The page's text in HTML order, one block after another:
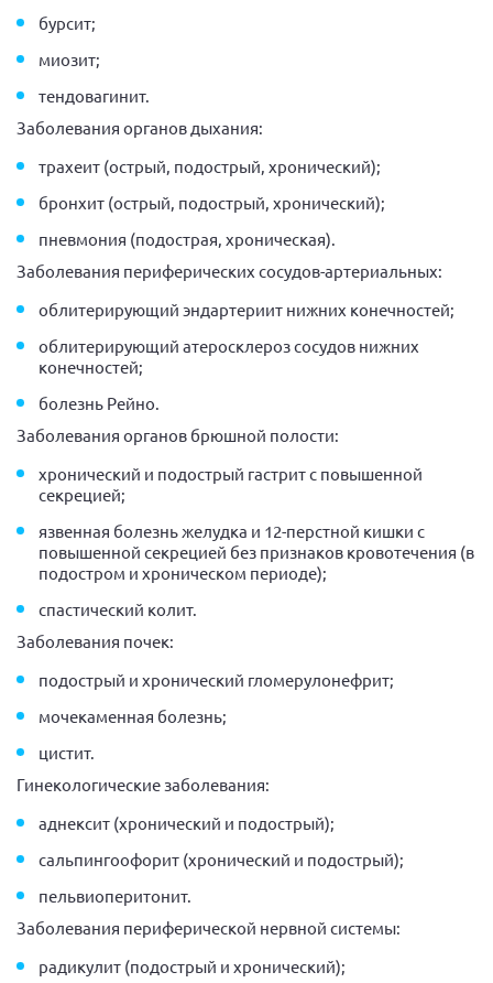
бурсит;
миозит;
тендовагинит.
Заболевания органов дыхания:
трахеит (острый, подострый, хронический);
бронхит (острый, подострый, хронический);
пневмония (подострая, хроническая).
Заболевания периферических сосудов-артериальных:
облитерирующий эндартериит нижних конечностей;
облитерирующий атеросклероз сосудов нижних
конечностей;
болезнь Рейно.
Заболевания органов брюшной полости:
хронический и подострый гастрит с повышенной
секрецией;
язвенная болезнь желудка и 12-перстной кишки с
повышенной секрецией без признаков кровотечения (в
подостром и хроническом периоде);
спастический колит.
Заболевания почек:
подострый и хронический гломерулонефрит;
мочекаменная болезнь;
цистит.
Гинекологические заболевания:
аднексит (хронический и подострый);
сальпингоофорит (хронический и подострый);
пельвиоперитонит.
Заболевания периферической нервной системы:
радикулит (подострый и хронический);